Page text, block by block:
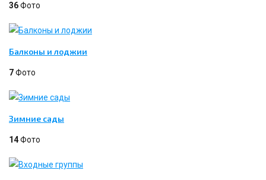
36Фото
Балконы и лоджии
7Фото
Зимние сады
14Фото